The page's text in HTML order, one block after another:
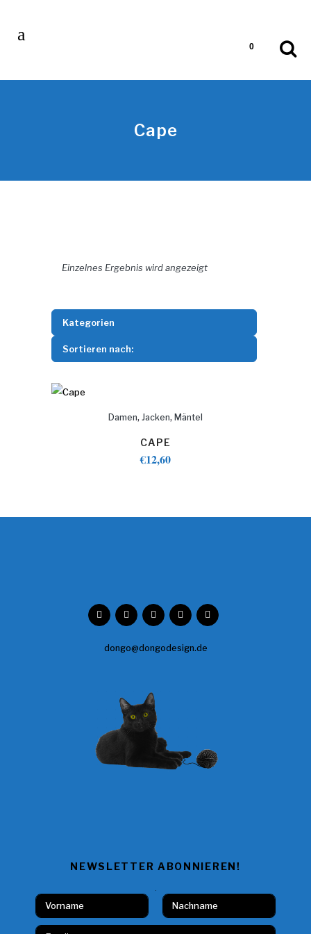
0
Cape
Einzelnes Ergebnis wird angezeigt
Kategorien
Sortieren nach:
Damen, Jacken, Mäntel
CAPE
€12,60
dongo@dongodesign.de
NEWSLETTER ABONNIEREN!
a
N
a
m
Vorname Nachname
E